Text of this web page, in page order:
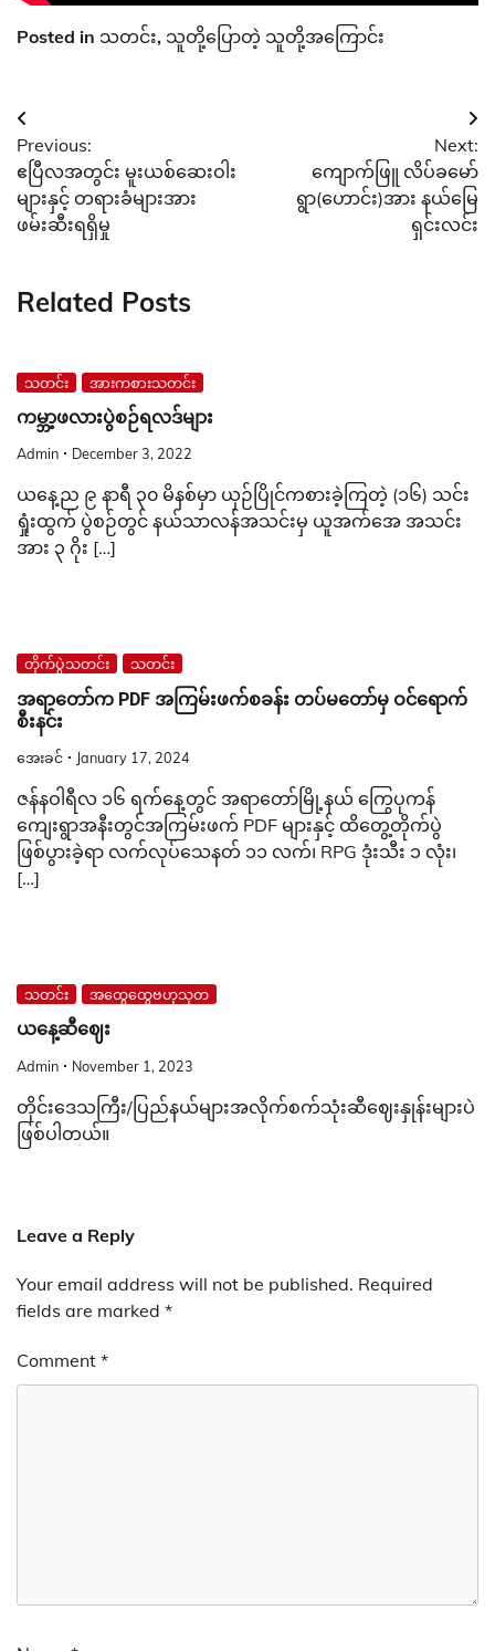
Posted in သတင်း, သူတို့ပြောတဲ့ သူတို့အကြောင်း
Post
navigation
Previous:
ဧပြီလအတွင်း မူးယစ်ဆေးဝါး
များနှင့် တရားခံများအား
ဖမ်းဆီးရရှိမှု
Next:
ကျောက်ဖြူ လိပ်ခမော်
ရွာ(ဟောင်း)အား နယ်မြေ
ရှင်းလင်း
Related Posts
သတင်း အားကစားသတင်း
ကမ္ဘာ့ဖလားပွဲစဉ်ရလဒ်များ
Admin December 3, 2022
ယနေ့ည ၉ နာရီ ၃၀ မိနစ်မှာ ယှဉ်ပြိုင်ကစားခဲ့ကြတဲ့ (၁၆) သင်း
ရှုံးထွက် ပွဲစဉ်တွင် နယ်သာလန်အသင်းမှ ယူအက်အေ အသင်း
အား ၃ ဂိုး […]
တိုက်ပွဲသတင်း သတင်း
အရာတော်က PDF အကြမ်းဖက်စခန်း တပ်မတော်မှ ဝင်ရောက်
စီးနင်း
အေးခင် January 17, 2024
ဇန်နဝါရီလ ၁၆ ရက်နေ့တွင် အရာတော်မြို့နယ် ကြွေပုကန်
ကျေးရွာအနီးတွင်အကြမ်းဖက် PDF များနှင့် ထိတွေ့တိုက်ပွဲ
ဖြစ်ပွားခဲ့ရာ လက်လုပ်သေနတ် ၁၁ လက်၊ RPG ဒုံးသီး ၁ လုံး၊
[…]
သတင်း အထွေထွေဗဟုသုတ
ယနေ့ဆီဈေး
Admin November 1, 2023
တိုင်းဒေသကြီး/ပြည်နယ်များအလိုက်စက်သုံးဆီဈေးနှုန်းများပဲ
ဖြစ်ပါတယ်။
Leave a Reply
Your email address will not be published. Required
fields are marked *
Comment *